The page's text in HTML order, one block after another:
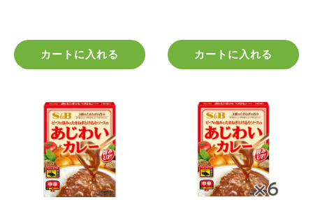
カートに入れる カートに入れる